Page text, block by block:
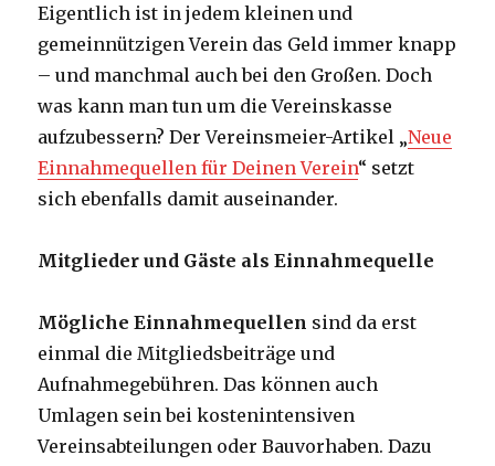
Eigentlich ist in jedem kleinen und
gemeinnützigen Verein das Geld immer knapp
– und manchmal auch bei den Großen. Doch
was kann man tun um die Vereinskasse
aufzubessern? Der Vereinsmeier-Artikel „Neue
Einnahmequellen für Deinen Verein“ setzt
sich ebenfalls damit auseinander.
Mitglieder und Gäste als Einnahmequelle
Mögliche Einnahmequellen sind da erst
einmal die Mitgliedsbeiträge und
Aufnahmegebühren. Das können auch
Umlagen sein bei kostenintensiven
Vereinsabteilungen oder Bauvorhaben. Dazu